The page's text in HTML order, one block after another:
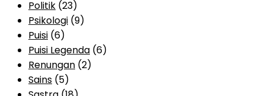
Politik (23)
Psikologi (9)
Puisi (6)
Puisi Legenda (6)
Renungan (2)
Sains (5)